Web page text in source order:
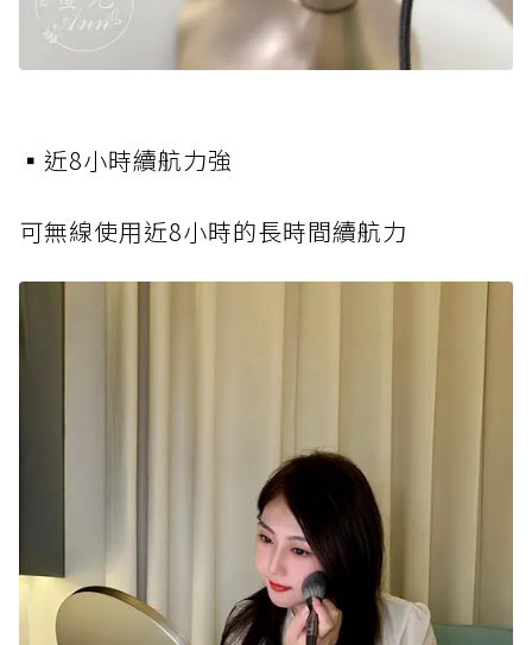
▪️近8小時續航力強
可無線使用近8小時的長時間續航力